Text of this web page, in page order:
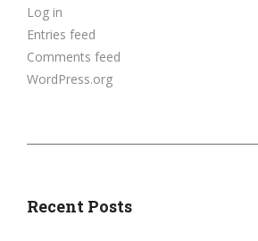
Log in
Entries feed
Comments feed
WordPress.org
Recent Posts